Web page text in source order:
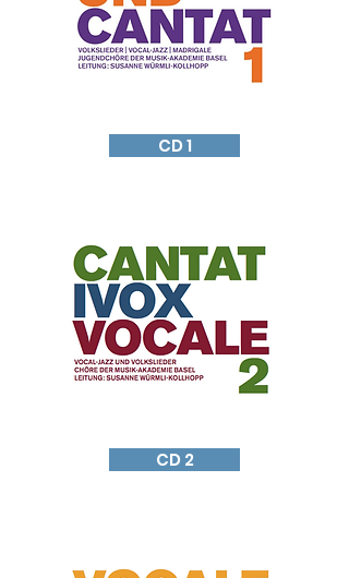
CD 1
CD 2